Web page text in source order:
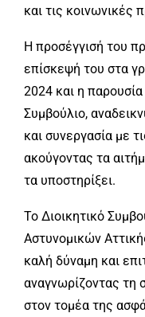
και τις κοινωνικές
Η προσέγγισή του
επίσκεψή του στα
2024 και η παρουσία
Συμβούλιο,
και συνεργασία με
ακούγοντας τα
τα υποστηρίξει.
Το Διοικητικό
Αστυνομικών
καλή δύναμη και
αναγνωρίζοντας τη
στον τομέα της